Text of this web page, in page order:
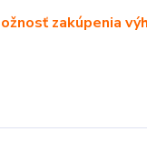
zakúpenia